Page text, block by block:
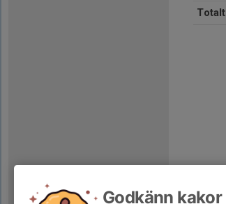
Totalt
Godkänn kakor